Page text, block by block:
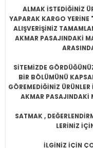
ALMAK İSTEDİĞİNİZ
YAPARAK KARGO YERİNE
ALIŞVERİŞİNİZ
AKMAR PASAJINDAKİ
SİTEMİZDE
BİR BÖLÜMÜNÜ
GÖREMEDİĞİNİZ
AKMAR PASAJINDAKİ
SATMAK ,
LERİNİZ
İLGİNİZ İÇİN